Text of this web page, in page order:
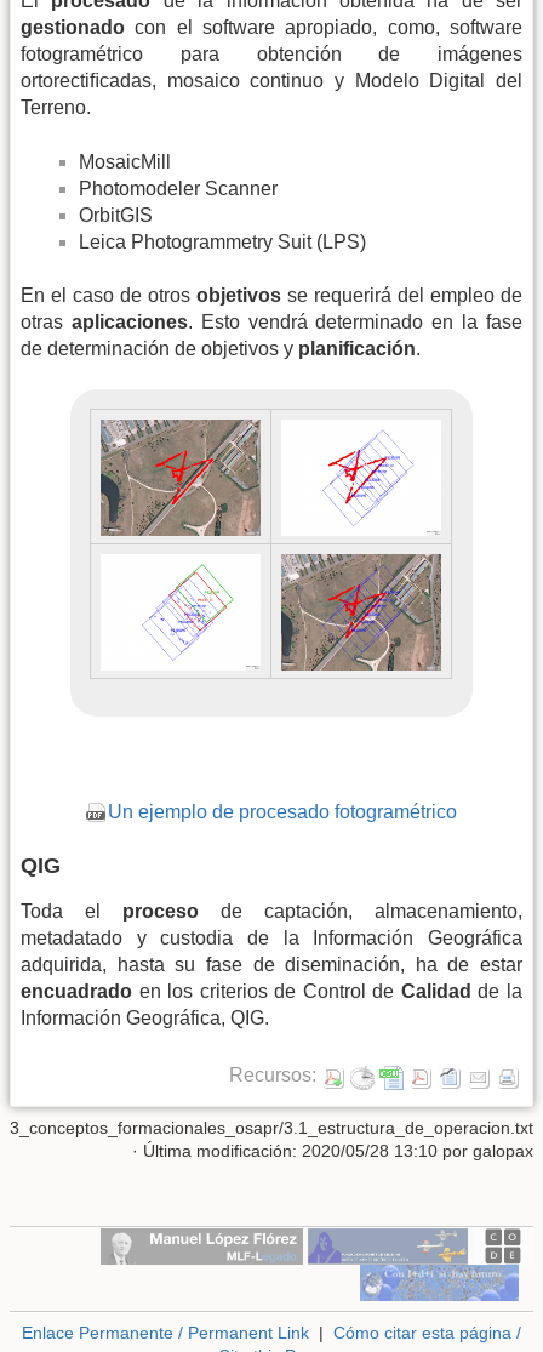
gestionado con el software apropiado, como, software
fotogramétrico para obtención de imágenes
ortorectiﬁcadas, mosaico continuo y Modelo Digital del
Terreno.
MosaicMill
Photomodeler Scanner
OrbitGIS
Leica Photogrammetry Suit (LPS)
En el caso de otros objetivos se requerirá del empleo de
otras aplicaciones. Esto vendrá determinado en la fase
de determinación de objetivos y planificación.
Un ejemplo de procesado fotogramétrico
QIG
Toda el proceso de captación, almacenamiento,
metadatado y custodia de la Información Geográfica
adquirida, hasta su fase de diseminación, ha de estar
encuadrado en los criterios de Control de Calidad de la
Información Geográfica, QIG.
Recursos:
3_conceptos_formacionales_osapr/3.1_estructura_de_operacion.txt
· Última modificación: 2020/05/28 13:10 por galopax
Enlace Permanente / Permanent Link | Cómo citar esta página /